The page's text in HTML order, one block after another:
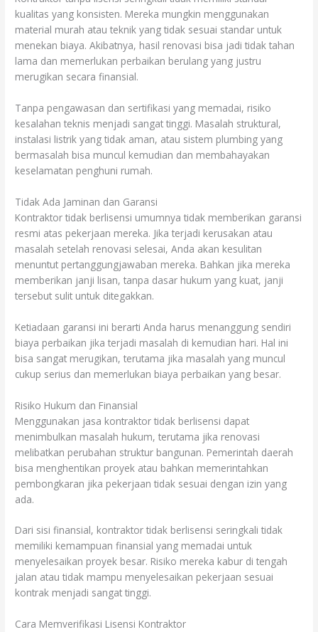
kualitas yang konsisten. Mereka mungkin menggunakan
material murah atau teknik yang tidak sesuai standar untuk
menekan biaya. Akibatnya, hasil renovasi bisa jadi tidak tahan
lama dan memerlukan perbaikan berulang yang justru
merugikan secara finansial.
Tanpa pengawasan dan sertifikasi yang memadai, risiko
kesalahan teknis menjadi sangat tinggi. Masalah struktural,
instalasi listrik yang tidak aman, atau sistem plumbing yang
bermasalah bisa muncul kemudian dan membahayakan
keselamatan penghuni rumah.
Tidak Ada Jaminan dan Garansi
Kontraktor tidak berlisensi umumnya tidak memberikan garansi
resmi atas pekerjaan mereka. Jika terjadi kerusakan atau
masalah setelah renovasi selesai, Anda akan kesulitan
menuntut pertanggungjawaban mereka. Bahkan jika mereka
memberikan janji lisan, tanpa dasar hukum yang kuat, janji
tersebut sulit untuk ditegakkan.
Ketiadaan garansi ini berarti Anda harus menanggung sendiri
biaya perbaikan jika terjadi masalah di kemudian hari. Hal ini
bisa sangat merugikan, terutama jika masalah yang muncul
cukup serius dan memerlukan biaya perbaikan yang besar.
Risiko Hukum dan Finansial
Menggunakan jasa kontraktor tidak berlisensi dapat
menimbulkan masalah hukum, terutama jika renovasi
melibatkan perubahan struktur bangunan. Pemerintah daerah
bisa menghentikan proyek atau bahkan memerintahkan
pembongkaran jika pekerjaan tidak sesuai dengan izin yang
ada.
Dari sisi finansial, kontraktor tidak berlisensi seringkali tidak
memiliki kemampuan finansial yang memadai untuk
menyelesaikan proyek besar. Risiko mereka kabur di tengah
jalan atau tidak mampu menyelesaikan pekerjaan sesuai
kontrak menjadi sangat tinggi.
Cara Memverifikasi Lisensi Kontraktor